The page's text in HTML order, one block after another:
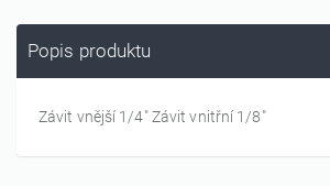
Popis produktu
Závit vnější 1/4" Závit vnitřní 1/8"